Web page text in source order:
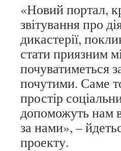
«Новий портал,
звітування про
дикастерії,
стати приязним
почуватиметься
почутими. Саме
простір
допоможуть нам
за нами», –
проекту.